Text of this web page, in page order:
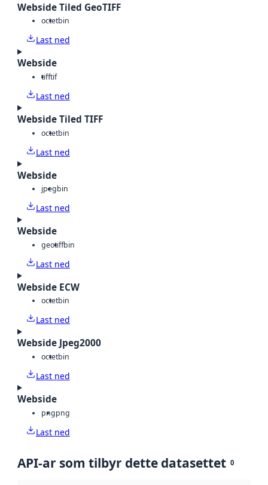
Webside Tiled GeoTIFF
octetbin
Last ned
Webside
tifftif
Last ned
Webside Tiled TIFF
octetbin
Last ned
Webside
jpegbin
Last ned
Webside
geotiffbin
Last ned
Webside ECW
octetbin
Last ned
Webside Jpeg2000
octetbin
Last ned
Webside
pngpng
Last ned
API-ar som tilbyr dette datasettet 0